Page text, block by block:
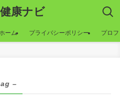
康ナビ
ーム プライバシーポリシー プロ
–